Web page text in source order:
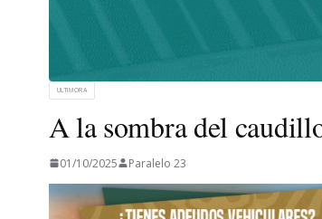
ULTIMORA
A la sombra del
01/10/2025 Paralelo 23